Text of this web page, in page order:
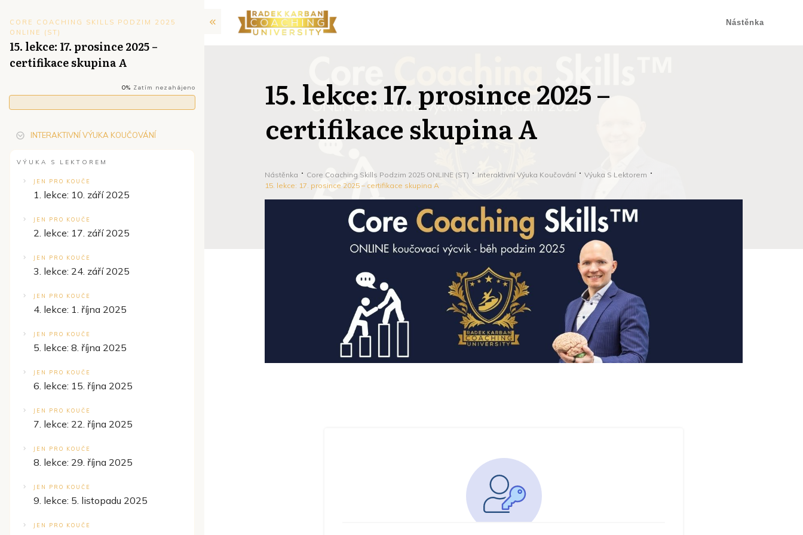
Nástěnka
15. lekce: 17. prosince 2025 –
certifikace skupina A
Nástěnka Core Coaching Skills Podzim 2025 ONLINE (ST) Interaktivní Výuka Koučování
Výuka S Lektorem
15. lekce: 17. prosince 2025 – certifikace skupina A
CORE COACHING SKILLS PODZIM 2025
ONLINE (ST)
15. lekce: 17. prosince 2025 –
certifikace skupina A
0% Zatím nezahájeno
INTERAKTIVNÍ VÝUKA KOUČOVÁNÍ
VÝUKA S LEKTOREM
JEN PRO KOUČE
1. lekce: 10. září 2025
JEN PRO KOUČE
2. lekce: 17. září 2025
JEN PRO KOUČE
3. lekce: 24. září 2025
JEN PRO KOUČE
4. lekce: 1. října 2025
JEN PRO KOUČE
5. lekce: 8. října 2025
JEN PRO KOUČE
6. lekce: 15. října 2025
JEN PRO KOUČE
7. lekce: 22. října 2025
JEN PRO KOUČE
8. lekce: 29. října 2025
JEN PRO KOUČE
9. lekce: 5. listopadu 2025
JEN PRO KOUČE